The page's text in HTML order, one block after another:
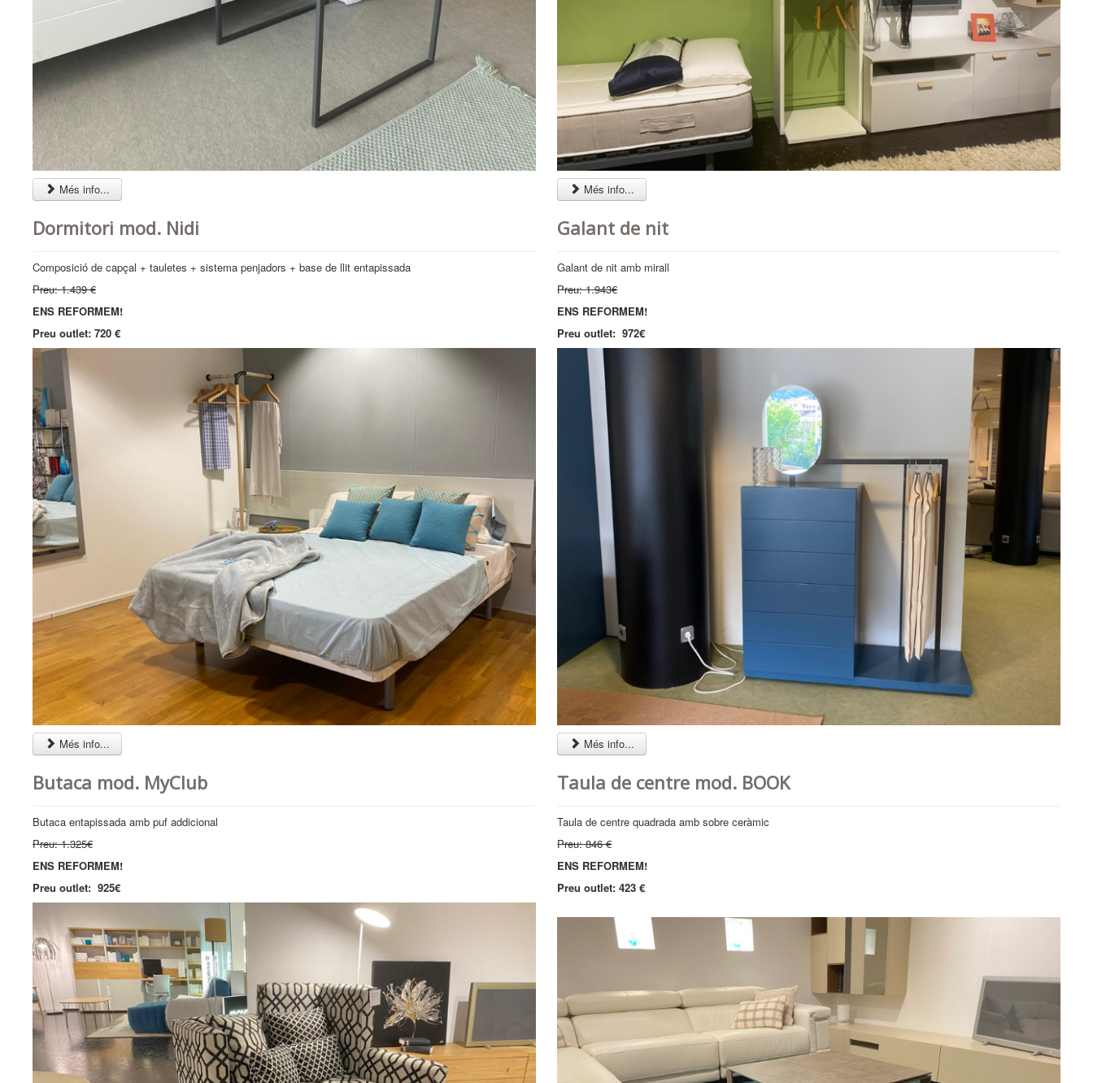
Més info... Més info...
Dormitori mod. Nidi
Composició de capçal + tauletes + sistema penjadors + base de llit entapissada
Preu: 1.439 €
ENS REFORMEM!
Preu outlet: 720 €
Més info...
Galant de nit
Galant de nit amb mirall
Preu: 1.943€
ENS REFORMEM!
Preu outlet: 972€
Més info...
Butaca mod. MyClub
Butaca entapissada amb puf addicional
Preu: 1.325€
ENS REFORMEM!
Preu outlet: 925€
Taula de centre mod. BOOK
Taula de centre quadrada amb sobre ceràmic
Preu: 846 €
ENS REFORMEM!
Preu outlet: 423 €